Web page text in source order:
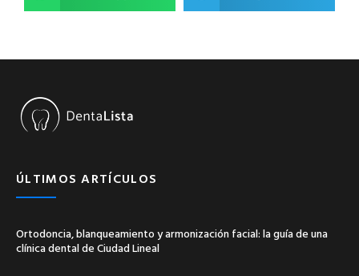
ÚLTIMOS ARTÍCULOS
Ortodoncia, blanqueamiento y armonización facial: la guía de una
clínica dental de Ciudad Lineal